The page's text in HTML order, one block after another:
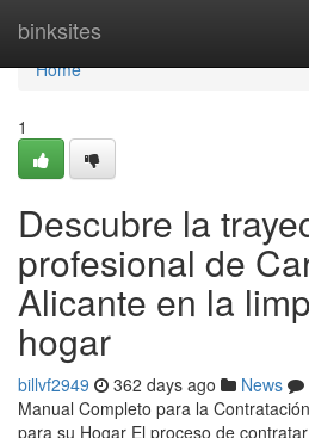
binksites
Home
Home
1
Descubre la
profesional de
Alicante en la
hogar
billvf2949 362 days ago News
Manual Completo para la
para su Hogar El proceso de